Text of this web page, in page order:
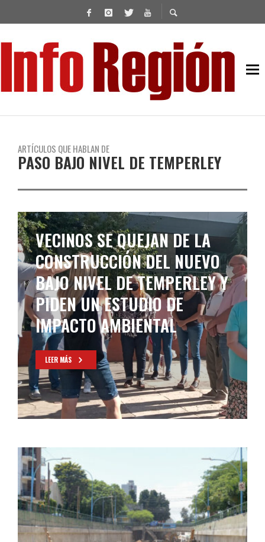
ARTÍCULOS QUE HABLAN DE
PASO BAJO NIVEL DE TEMPERLEY
VECINOS SE QUEJAN DE LA
CONSTRUCCIÓN DEL NUEVO
BAJO NIVEL DE TEMPERLEY Y
PIDEN UN ESTUDIO DE
IMPACTO AMBIENTAL
LEER MÁS